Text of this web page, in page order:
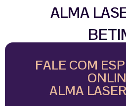
ALMA
FALE COM
ALMA